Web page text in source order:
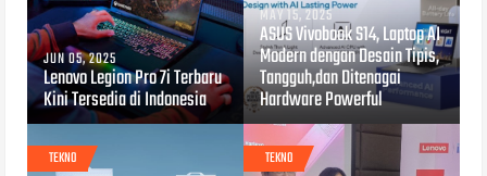
JUN 05, 2025
Lenovo Legion Pro 7i Terbaru
Kini Tersedia di Indonesia
MAY 15, 2025
ASUS Vivobook S14, Laptop AI
Modern dengan Desain Tipis,
Tangguh,dan Ditenagai
Hardware Powerful
TEKNO TEKNO